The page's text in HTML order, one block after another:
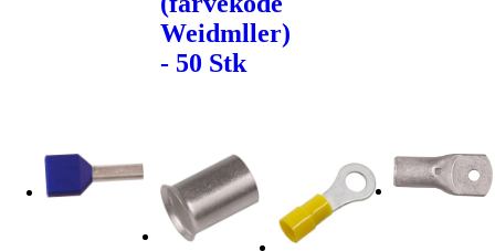
Weidmller)
- 50 Stk